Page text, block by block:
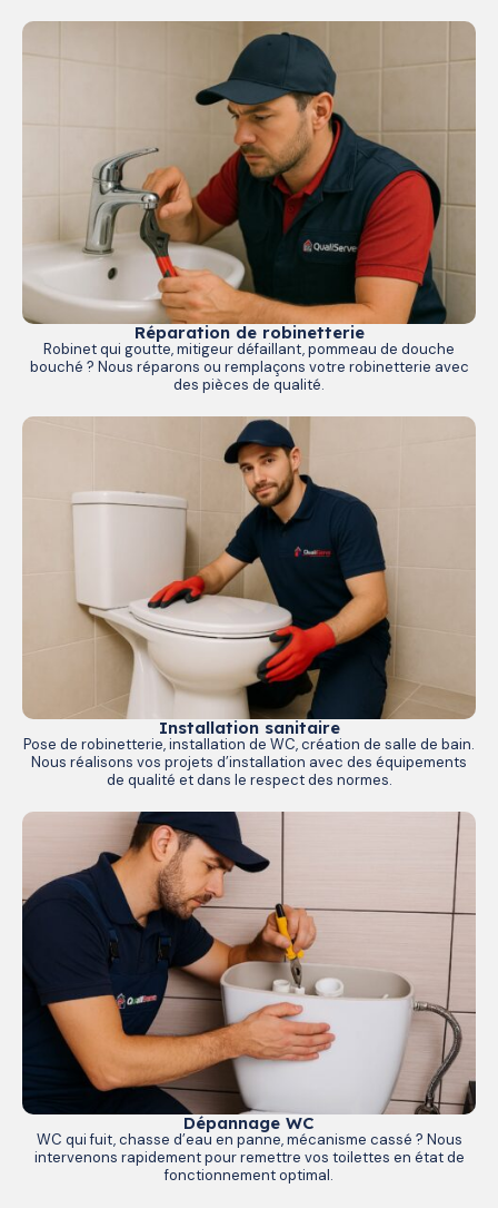
Réparation de robinetterie
Robinet qui goutte, mitigeur défaillant, pommeau de douche
bouché ? Nous réparons ou remplaçons votre robinetterie avec
des pièces de qualité.
Installation sanitaire
Pose de robinetterie, installation de WC, création de salle de bain.
Nous réalisons vos projets d’installation avec des équipements
de qualité et dans le respect des normes.
Dépannage WC
WC qui fuit, chasse d’eau en panne, mécanisme cassé ? Nous
intervenons rapidement pour remettre vos toilettes en état de
fonctionnement optimal.